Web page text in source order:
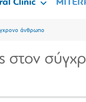
Clinic
άνθρωπο
στον